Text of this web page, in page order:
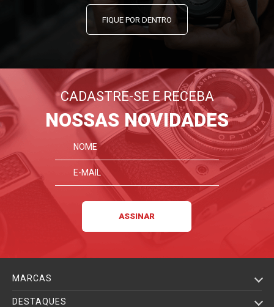
FIQUE POR DENTRO
CADASTRE-SE E RECEBA
NOSSAS NOVIDADES
MARCAS
DESTAQUES